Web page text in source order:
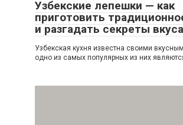
Узбекские лепешки — как
приготовить
и разгадать секреты вкуса
Узбекская кухня известна своими
одно из самых популярных из них